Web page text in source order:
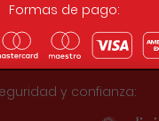
Formas de pago:
y confianza: